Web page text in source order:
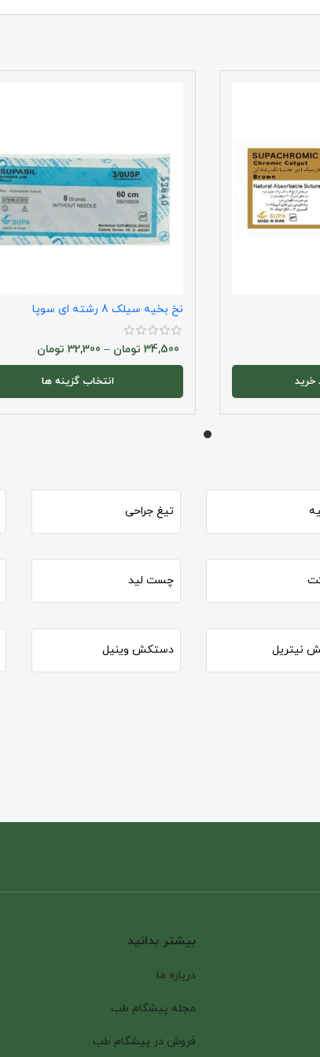
خرید
نخ بخیه سیلک 8 رشته ای سوپا
34,500 تومان –
32,300 تومان
انتخاب گزینه ها
تیغ جراحی
چست لید
نیتریل دستکش وینیل
بیشتر بدانید
درباره ما
مجله پیشگام طب
فروش در پیشگام طب